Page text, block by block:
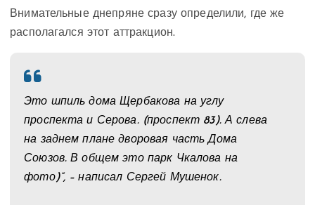
Внимательные днепряне сразу определили, где же
располагался этот аттракцион.
Это шпиль дома Щербакова на углу
проспекта и Серова. (проспект 83). А слева
на заднем плане дворовая часть Дома
Союзов. В общем это парк Чкалова на
фото)”, – написал Сергей Мушенок.